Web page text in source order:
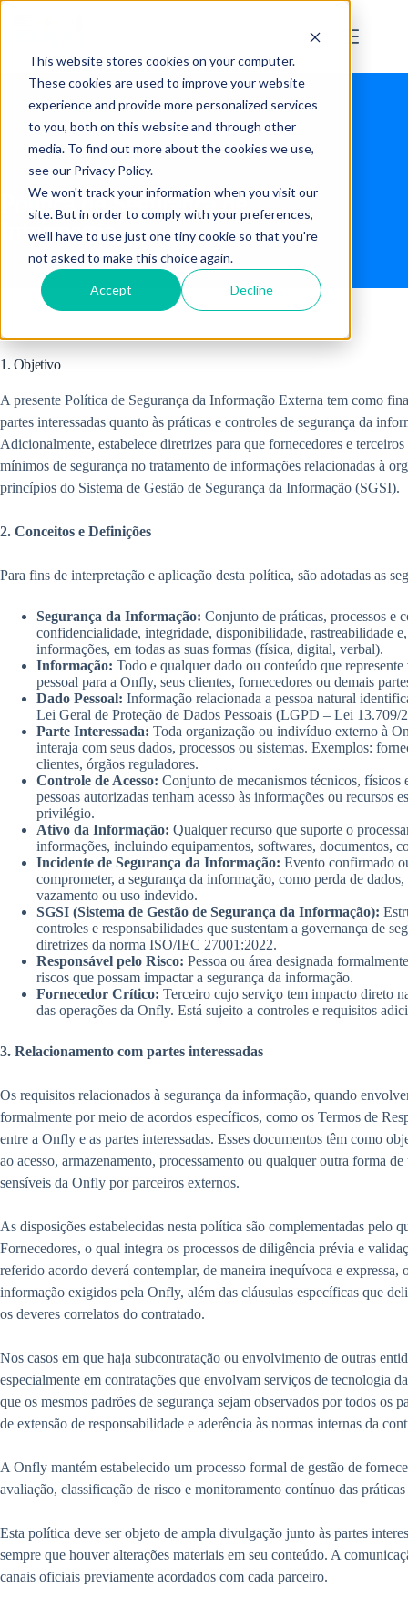
This website stores cookies on your computer.
These cookies are used to improve your website
experience and provide more personalized services
to you, both on this website and through other
media. To find out more about the cookies we use,
see our Privacy Policy.
We won't track your information when you visit our
site. But in order to comply with your preferences,
we'll have to use just one tiny cookie so that you're
not asked to make this choice again.
Accept Decline
Política de Segurança de
Informação
1. Objetivo
A presente Política de Segurança da Informação Externa tem como
partes interessadas quanto às práticas e controles de segurança da
Adicionalmente, estabelece diretrizes para que fornecedores e
mínimos de segurança no tratamento de informações relacionadas à
princípios do Sistema de Gestão de Segurança da Informação (SGSI).
2. Conceitos e Definições
Para fins de interpretação e aplicação desta política, são adotadas as
Segurança da Informação: Conjunto de práticas, processos e
confidencialidade, integridade, disponibilidade, rastreabilidade
informações, em todas as suas formas (física, digital, verbal).
Informação: Todo e qualquer dado ou conteúdo que
pessoal para a Onfly, seus clientes, fornecedores ou demais
Dado Pessoal: Informação relacionada a pessoa natural
Lei Geral de Proteção de Dados Pessoais (LGPD – Lei 13.709/
Parte Interessada: Toda organização ou indivíduo externo à
interaja com seus dados, processos ou sistemas. Exemplos:
clientes, órgãos reguladores.
Controle de Acesso: Conjunto de mecanismos técnicos, físicos
pessoas autorizadas tenham acesso às informações ou recursos
privilégio.
Ativo da Informação: Qualquer recurso que suporte o
informações, incluindo equipamentos, softwares, documentos,
Incidente de Segurança da Informação: Evento confirmado
comprometer, a segurança da informação, como perda de
vazamento ou uso indevido.
SGSI (Sistema de Gestão de Segurança da Informação):
controles e responsabilidades que sustentam a governança de
diretrizes da norma ISO/IEC 27001:2022.
Responsável pelo Risco: Pessoa ou área designada
riscos que possam impactar a segurança da informação.
Fornecedor Crítico: Terceiro cujo serviço tem impacto direto
das operações da Onfly. Está sujeito a controles e requisitos
3. Relacionamento com partes interessadas
Os requisitos relacionados à segurança da informação, quando
formalmente por meio de acordos específicos, como os Termos de
entre a Onfly e as partes interessadas. Esses documentos têm como
ao acesso, armazenamento, processamento ou qualquer outra forma
sensíveis da Onfly por parceiros externos.
As disposições estabelecidas nesta política são complementadas pelo
Fornecedores, o qual integra os processos de diligência prévia e
referido acordo deverá contemplar, de maneira inequívoca e expressa,
informação exigidos pela Onfly, além das cláusulas específicas que
os deveres correlatos do contratado.
Nos casos em que haja subcontratação ou envolvimento de outras
especialmente em contratações que envolvam serviços de tecnologia
que os mesmos padrões de segurança sejam observados por todos os
de extensão de responsabilidade e aderência às normas internas da
A Onfly mantém estabelecido um processo formal de gestão de
avaliação, classificação de risco e monitoramento contínuo das
Esta política deve ser objeto de ampla divulgação junto às partes
sempre que houver alterações materiais em seu conteúdo. A
canais oficiais previamente acordados com cada parceiro.